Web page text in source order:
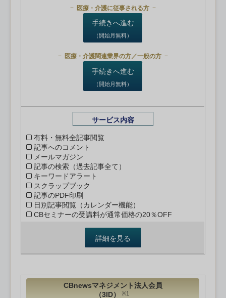
医療・介護に従事される方
手続きへ進む
（開始月無料）
医療・介護関連業界の方／一般の方
手続きへ進む
（開始月無料）
サービス内容
有料・無料全記事閲覧
記事へのコメント
メールマガジン
記事の検索（過去記事全て）
キーワードアラート
スクラップブック
記事のPDF印刷
日別記事閲覧（カレンダー機能）
CBセミナーの受講料が通常価格の20％OFF
詳細を見る
CBnewsマネジメント法人会員
（3ID）
※1